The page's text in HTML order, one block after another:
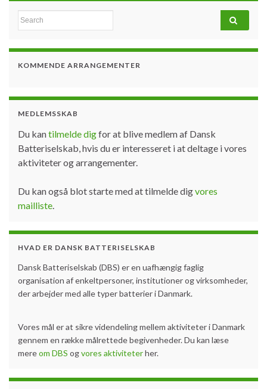
Search for:
KOMMENDE ARRANGEMENTER
MEDLEMSSKAB
Du kantilmelde digfor at blive medlem af Dansk
Batteriselskab, hvis du er interesseret i at deltage i vores
aktiviteter og arrangementer.
Du kan også blot starte med at tilmelde digvores
mailliste
HVAD ER DANSK BATTERISELSKAB
Dansk Batteriselskab (DBS) er en uafhængig faglig
organisation af enkeltpersoner, institutioner og virksomheder,
der arbejder med alle typer batterier i Danmark.
Vores mål er at sikre videndeling mellem aktiviteter i Danmark
gennem en række målrettede begivenheder. Du kan læse
mereom DBS ogvores aktiviteterher.